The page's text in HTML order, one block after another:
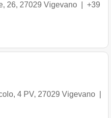
26, 27029 Vigevano
+39
4 PV, 27029 Vigevano